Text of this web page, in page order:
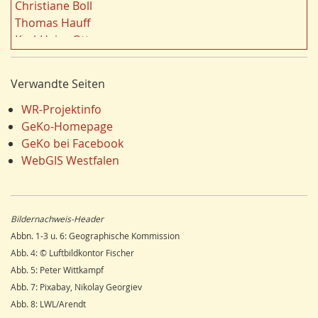
Dortmund 18
Fauna 17
Energie/Energiewirtschaft 17
Hydrogeologie 16
Ausländer 16
Einzelhandel
Schienenverkehr 15
LEADER 15
Wandern 14
Dorfentwicklung 14
Siegerland 13
Radfahren/Radverkehr
Unterwelten 12
Schule 12
n
Christiane Boll
Thomas Hauff
Karl-Heinz Otto
Carola Bischoff
Jürgen Lethmate
Rudolf Bergmann
Hans-Werner Wehling
Klaus Temlitz
Stefan Harnischmacher
Julius Werner
Kreft-Kettermann
Gerhard Henkel
Friedrich Schulte-Derne
Ann-Kathrin Kusch
Karl Heinz Maurmann
Stefan Prott
Verwandte Seiten
WR-Projektinfo
GeKo-Homepage
GeKo bei Facebook
WebGIS Westfalen
Bildernachweis-Header
Abbn. 1-3 u. 6: Geographische Kommission
Abb. 4: © Luftbildkontor Fischer
Abb. 5: Peter Wittkampf
Abb. 7: Pixabay, Nikolay Georgiev
Abb. 8: LWL/Arendt